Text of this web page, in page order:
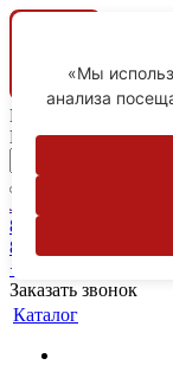
Ваш город
Пятигорск
Личный кабинет
8-800-775-59-89
8-800-775-59-89
+7 918 754-83-77
Заказать звонок
Каталог
«Мы
анализа